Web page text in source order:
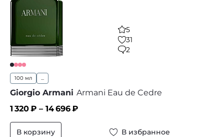
5
31
2
100 мл ...
Giorgio Armani Armani Eau de Cedre
1 320₽ – 14 696₽
В корзину В избранное